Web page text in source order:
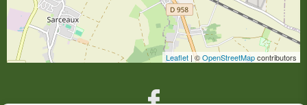
Leaflet | ©OpenStreetMapcontributors